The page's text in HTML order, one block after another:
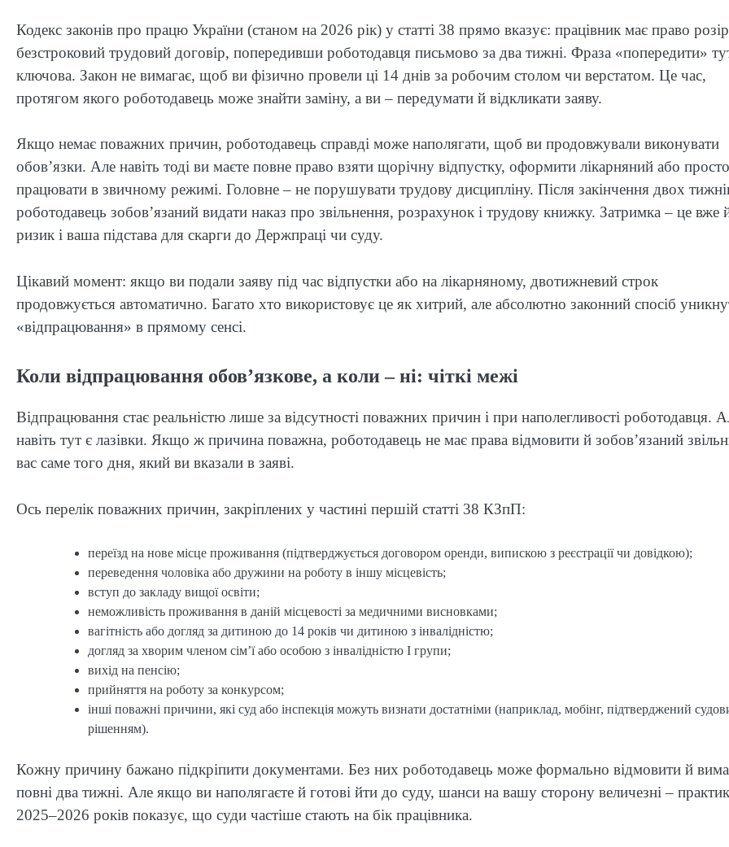
Кодекс законів про працю України (станом на 2026 рік) у статті 38 прямо вказує: працівник має право
безстроковий трудовий договір, попередивши роботодавця письмово за два тижні. Фраза «попередити»
ключова. Закон не вимагає, щоб ви фізично провели ці 14 днів за робочим столом чи верстатом. Це час,
протягом якого роботодавець може знайти заміну, а ви – передумати й відкликати заяву.
Якщо немає поважних причин, роботодавець справді може наполягати, щоб ви продовжували виконувати
обов’язки. Але навіть тоді ви маєте повне право взяти щорічну відпустку, оформити лікарняний або просто
працювати в звичному режимі. Головне – не порушувати трудову дисципліну. Після закінчення двох
роботодавець зобов’язаний видати наказ про звільнення, розрахунок і трудову книжку. Затримка – це вже
ризик і ваша підстава для скарги до Держпраці чи суду.
Цікавий момент: якщо ви подали заяву під час відпустки або на лікарняному, двотижневий строк
продовжується автоматично. Багато хто використовує це як хитрий, але абсолютно законний спосіб
«відпрацювання» в прямому сенсі.
Коли відпрацювання обов’язкове, а коли – ні: чіткі межі
Відпрацювання стає реальністю лише за відсутності поважних причин і при наполегливості роботодавця.
навіть тут є лазівки. Якщо ж причина поважна, роботодавець не має права відмовити й зобов’язаний
вас саме того дня, який ви вказали в заяві.
Ось перелік поважних причин, закріплених у частині першій статті 38 КЗпП:
переїзд на нове місце проживання (підтверджується договором оренди, випискою з реєстрації чи довідкою);
переведення чоловіка або дружини на роботу в іншу місцевість;
вступ до закладу вищої освіти;
неможливість проживання в даній місцевості за медичними висновками;
вагітність або догляд за дитиною до 14 років чи дитиною з інвалідністю;
догляд за хворим членом сім’ї або особою з інвалідністю I групи;
вихід на пенсію;
прийняття на роботу за конкурсом;
інші поважні причини, які суд або інспекція можуть визнати достатніми (наприклад, мобінг, підтверджений
рішенням).
Кожну причину бажано підкріпити документами. Без них роботодавець може формально відмовити й
повні два тижні. Але якщо ви наполягаєте й готові йти до суду, шанси на вашу сторону величезні –
2025–2026 років показує, що суди частіше стають на бік працівника.